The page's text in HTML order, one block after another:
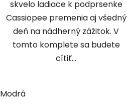
skvelo ladiace k podprsenke
Cassiopee premenia aj všedný
deň na nádherný zážitok. V
tomto komplete sa budete
cítiť...
Modrá